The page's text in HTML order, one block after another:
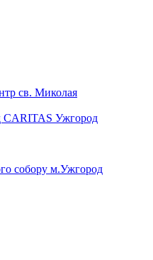
св. Миколая
CARITAS Ужгород
собору м.Ужгород